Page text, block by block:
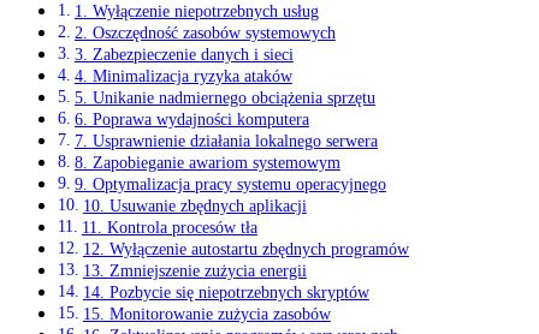
1. Wyłączenie niepotrzebnych usług
2. Oszczędność ⁢zasobów systemowych
3. Zabezpieczenie danych i sieci
4. Minimalizacja⁤ ryzyka ataków
5.⁤ Unikanie nadmiernego obciążenia sprzętu
6. Poprawa wydajności komputera
7. Usprawnienie ⁣działania lokalnego serwera
8. Zapobieganie awariom systemowym
9. ⁢Optymalizacja pracy systemu operacyjnego
10. Usuwanie zbędnych aplikacji
11. Kontrola procesów tła
12.⁣ Wyłączenie autostartu ⁣zbędnych programów
13. Zmniejszenie zużycia energii
14. ‌Pozbycie się niepotrzebnych skryptów
15. Monitorowanie zużycia zasobów